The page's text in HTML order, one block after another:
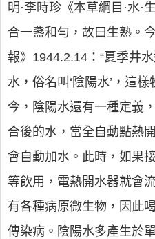
明·李時珍《本草綱目·水·
合一盞和勻，故曰生熟。
報》1944.2.14：“夏季井
水，俗名叫‘陰陽水’，這
今，陰陽水還有一種定義
合後的水，當全自動點熱
會自動加水。此時，如果
等飲用，電熱開水器就會
有各種病原微生物，因此
傳染病。陰陽水多產生於